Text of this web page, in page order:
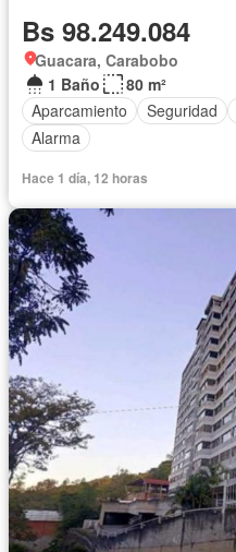
Bs 98.249.084
Guacara, Carabobo
1 Baño
80 m²
Aparcamiento
Seguridad
Alarma
Hace 1 día, 12 horas